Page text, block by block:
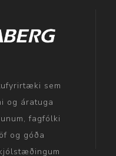
sem
og áratuga
fagfólki
og góða